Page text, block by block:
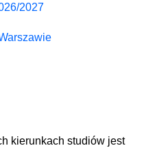
2027
kierunkach studiów jest